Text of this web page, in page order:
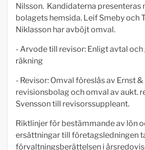
Nilsson. Kandidaterna presenteras
bolagets hemsida. Leif Smeby och
Niklasson har avböjt omval.
- Arvode till revisor: Enligt avtal
räkning
- Revisor: Omval föreslås av Ernst
revisionsbolag och omval av aukt.
Svensson till revisorssuppleant.
Riktlinjer för bestämmande av lön
ersättningar till företagsledningen
förvaltningsberättelsen i